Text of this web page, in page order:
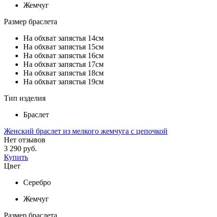
Жемчуг
Размер браслета
На обхват запястья 14см
На обхват запястья 15см
На обхват запястья 16см
На обхват запястья 17см
На обхват запястья 18см
На обхват запястья 19см
Тип изделия
Браслет
Женский браслет из мелкого жемчуга с цепочкой
Нет отзывов
3 290 руб.
Купить
Цвет
Серебро
Жемчуг
Размер браслета